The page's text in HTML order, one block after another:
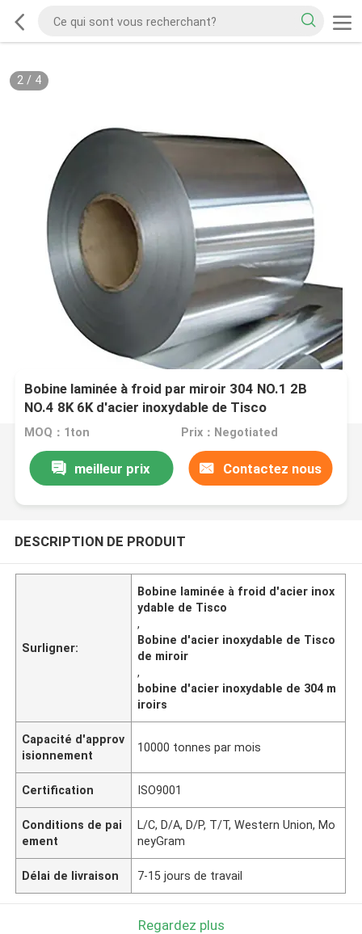
2/ 4
Bobine laminée à froid par miroir 304 NO.1 2B
NO.4 8K 6K d'acier inoxydable de Tisco
MOQ：1ton Prix：Negotiated
meilleur prix Contactez nous
DESCRIPTION DE PRODUIT
Surligner:
Bobine laminée à froid d'acier inox
ydable de Tisco
,
Bobine d'acier inoxydable de Tisco
de miroir
,
bobine d'acier inoxydable de 304 m
iroirs
Capacité d'approv
isionnement
10000 tonnes par mois
Certification ISO9001
Conditions de pai
ement
L/C, D/A, D/P, T/T, Western Union, Mo
neyGram
Délai de livraison 7-15 jours de travail
Regardez plus